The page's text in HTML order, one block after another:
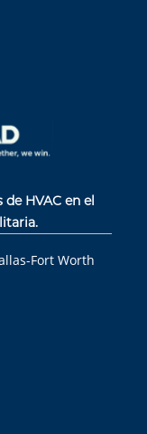
HVAC en el
Fort Worth